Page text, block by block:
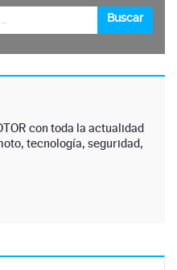
con toda la actualidad
tecnología, seguridad,